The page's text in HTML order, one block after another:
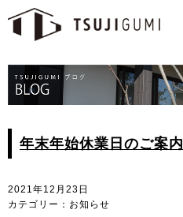
年末年始休業日のご案内
2021年12月23日
カテゴリー：お知らせ